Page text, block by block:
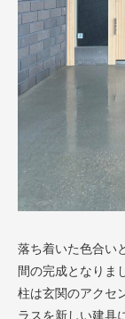
落ち着いた色合い
間の完成となりま
柱は玄関のアクセ
ラスを新しい建具